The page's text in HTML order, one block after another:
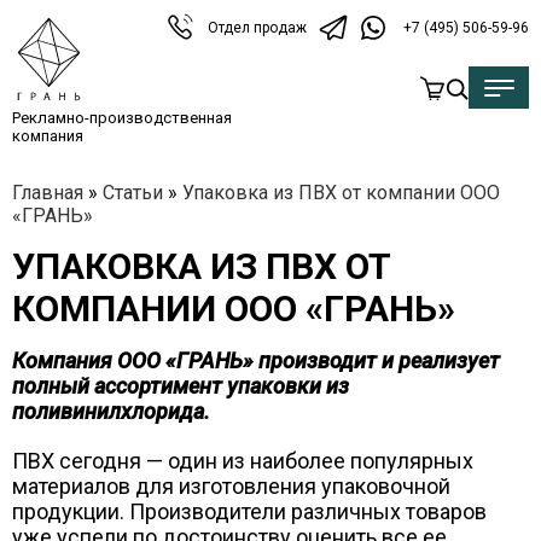
Отдел продаж +7 (495) 506-59-96
Рекламно-производственная
компания
Главная » Статьи » Упаковка из ПВХ от компании ООО
«ГРАНЬ»
УПАКОВКА ИЗ ПВХ ОТ
КОМПАНИИ ООО «ГРАНЬ»
Компания ООО «ГРАНЬ» производит и реализует
полный ассортимент упаковки из
поливинилхлорида.
ПВХ сегодня — один из наиболее популярных
материалов для изготовления упаковочной
продукции. Производители различных товаров